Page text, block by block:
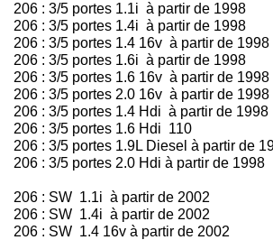
206 : 3/5 portes 1.1i à partir de 1998
206 : 3/5 portes 1.4i à partir de 1998
206 : 3/5 portes 1.4 16v à partir de 1998
206 : 3/5 portes 1.6i à partir de 1998
206 : 3/5 portes 1.6 16v à partir de 1998
206 : 3/5 portes 2.0 16v à partir de 1998
206 : 3/5 portes 1.4 Hdi à partir de 1998
206 : 3/5 portes 1.6 Hdi 110
206 : 3/5 portes 1.9L Diesel à partir de
206 : 3/5 portes 2.0 Hdi à partir de 1998
206 : SW 1.1i à partir de 2002
206 : SW 1.4i à partir de 2002
206 : SW 1.4 16v à partir de 2002